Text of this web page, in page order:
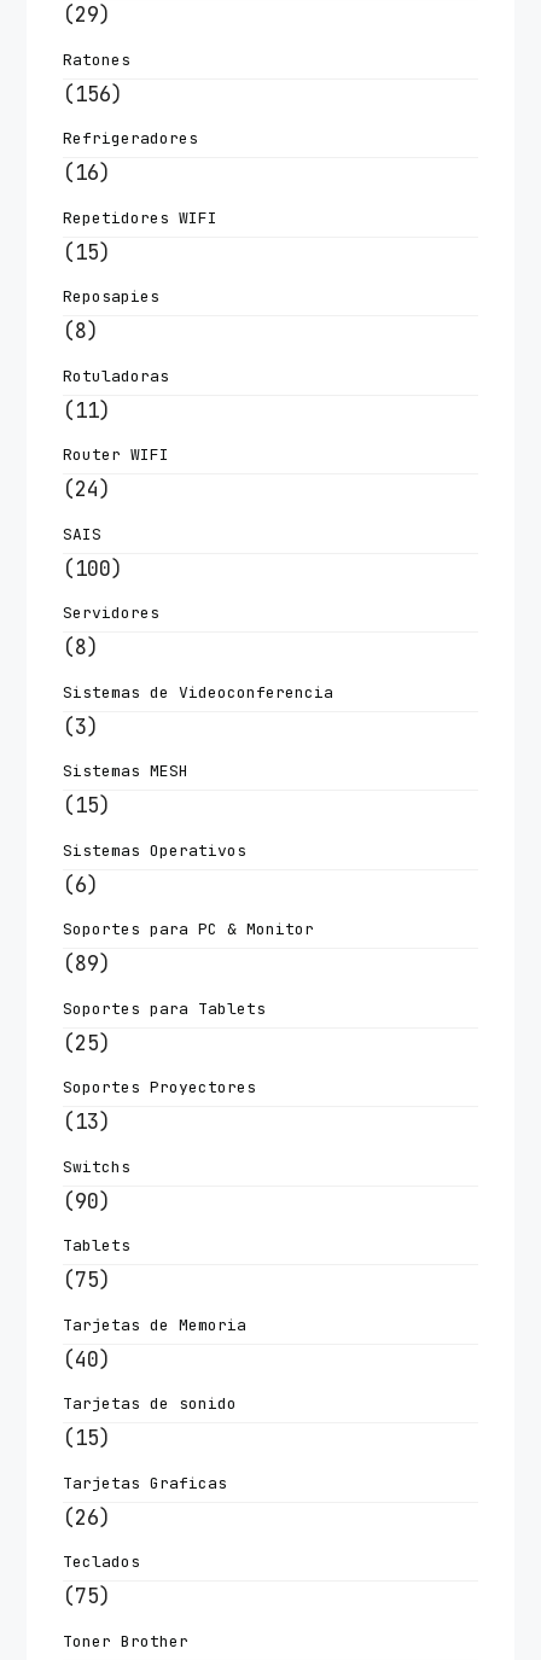
(29)
Ratones
(156)
Refrigeradores
(16)
Repetidores WIFI
(15)
Reposapies
(8)
Rotuladoras
(11)
Router WIFI
(24)
SAIS
(100)
Servidores
(8)
Sistemas de Videoconferencia
(3)
Sistemas MESH
(15)
Sistemas Operativos
(6)
Soportes para PC & Monitor
(89)
Soportes para Tablets
(25)
Soportes Proyectores
(13)
Switchs
(90)
Tablets
(75)
Tarjetas de Memoria
(40)
Tarjetas de sonido
(15)
Tarjetas Graficas
(26)
Teclados
(75)
Toner Brother